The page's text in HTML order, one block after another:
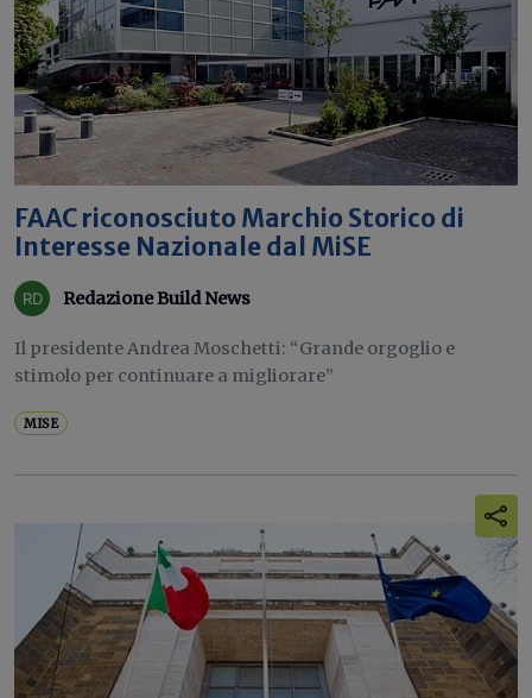
FAAC riconosciuto Marchio Storico di
Interesse Nazionale dal MiSE
Redazione Build News
Il presidente Andrea Moschetti: “Grande orgoglio e
stimolo per continuare a migliorare”
MISE